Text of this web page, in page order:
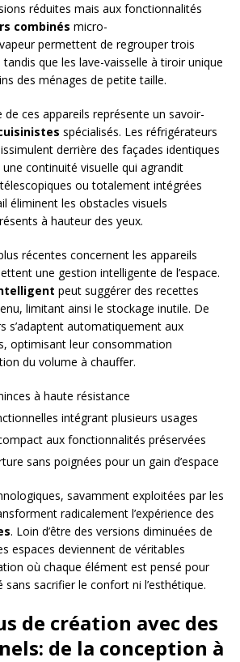
réduites mais aux fonctionnalités
combinés micro-
permettent de regrouper trois
que les lave-vaisselle à tiroir unique
des ménages de petite taille.
de ces appareils représente un savoir-
spécialisés. Les réfrigérateurs
derrière des façades identiques
continuité visuelle qui agrandit
ou totalement intégrées
éliminent les obstacles visuels
à hauteur des yeux.
récentes concernent les appareils
une gestion intelligente de l’espace.
peut suggérer des recettes
limitant ainsi le stockage inutile. De
s’adaptent automatiquement aux
optimisant leur consommation
du volume à chauffer.
à haute résistance
intégrant plusieurs usages
aux fonctionnalités préservées
sans poignées pour un gain d’espace
savamment exploitées par les
radicalement l’expérience des
. Loin d’être des versions diminuées de
espaces deviennent de véritables
où chaque élément est pensé pour
sans sacrifier le confort ni l’esthétique.
de création avec des
de la conception à